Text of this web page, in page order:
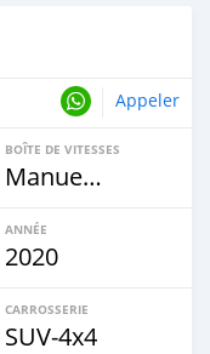
Appeler
BOÎTE DE VITESSES
Manuelle
ANNÉE
2020
CARROSSERIE
SUV‒4x4